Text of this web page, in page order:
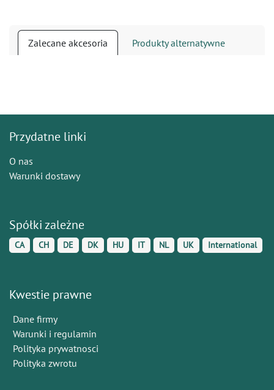
Zalecane akcesoria Produkty alternatywne
Przydatne linki
O nas
Warunki dostawy
Spółki zależne
CA CH DE DK HU IT NL UK International
Kwestie prawne
Dane firmy
Warunki i regulamin
Polityka prywatnosci
Polityka zwrotu